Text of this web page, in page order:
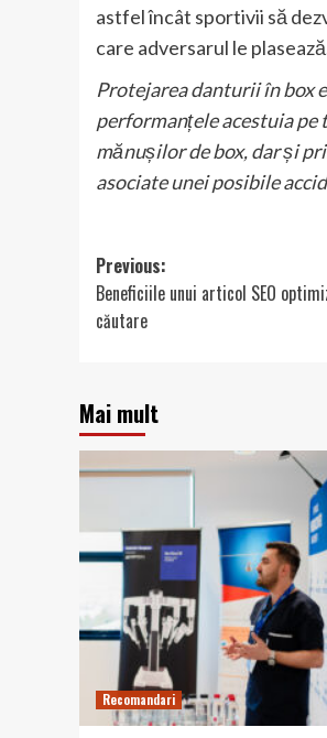
astfel încât sportivii să
care adversarul le
Protejarea danturii în box
performanțele acestuia pe
mănușilor de box, dar și
asociate unei posibile
Post
navigation
Previous:
Beneficiile unui articol SEO
căutare
Mai mult
Recomandari